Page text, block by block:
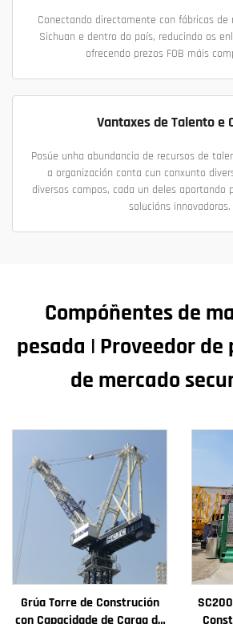
Conectando directamente con fábricas de
Sichuan e dentro do país, reducindo os
ofrecendo prezos FOB máis
Vantaxes de Talento e
Posúe unha abundancia de recursos de
a organización conta cun conxunto
diversos campos, cada un deles aportando
solucións innovadoras.
Compóñentes de
pesada | Proveedor de
de mercado
Grúa Torre de Construción
con Capacidade de Carga de